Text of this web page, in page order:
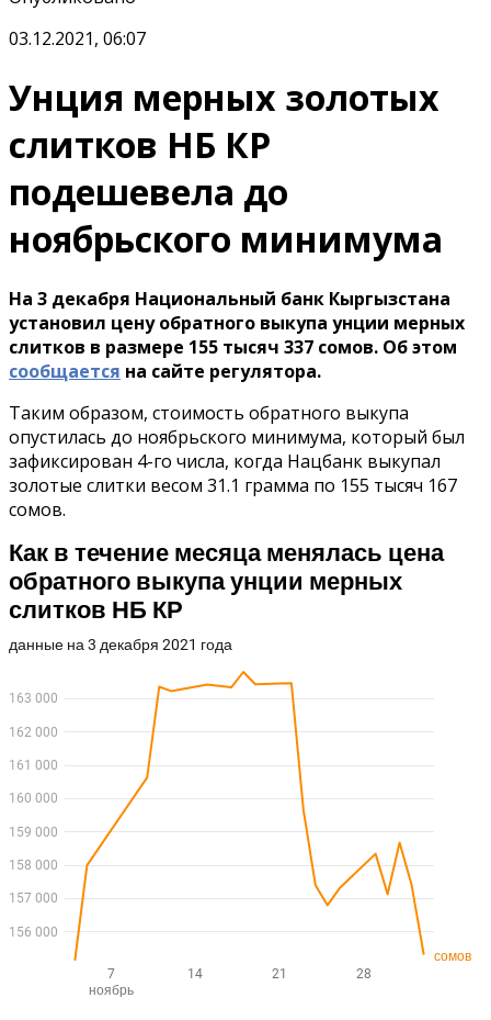
03.12.2021, 06:07
Унция мерных золотых
слитков НБ КР
подешевела до
ноябрьского минимума
На 3 декабря Национальный банк Кыргызстана
установил цену обратного выкупа унции мерных
слитков в размере 155 тысяч 337 сомов. Об этом
сообщается на сайте регулятора.
Таким образом, стоимость обратного выкупа
опустилась до ноябрьского минимума, который был
зафиксирован 4-го числа, когда Нацбанк выкупал
золотые слитки весом 31.1 грамма по 155 тысяч 167
сомов.